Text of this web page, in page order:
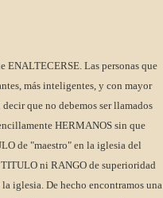
ENALTECERSE. Las personas que
más inteligentes, y con mayor
que no debemos ser llamados
HERMANOS sin que
de "maestro" en la iglesia del
ni RANGO de superioridad
iglesia. De hecho encontramos una